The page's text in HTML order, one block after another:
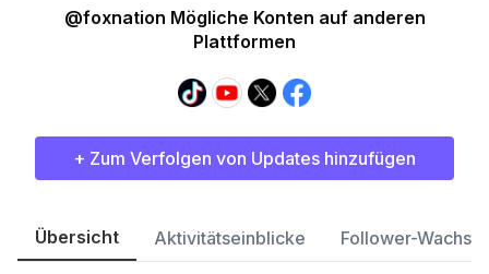
@foxnation Mögliche Konten auf anderen
Plattformen
+ Zum Verfolgen von Updates hinzufügen
Übersicht Aktivitätseinblicke Follower-